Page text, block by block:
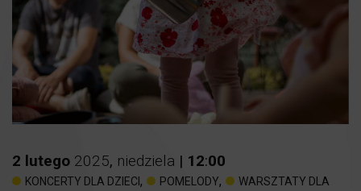
2 lutego 2025, niedziela | 12:00
KONCERTY DLA DZIECI , POMELODY,
WARSZTATY DLA